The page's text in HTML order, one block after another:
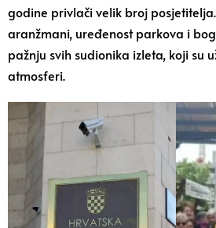
godine privlači velik broj posjetitelja.
aranžmani, uređenost parkova i
pažnju svih sudionika izleta, koji su
atmosferi.